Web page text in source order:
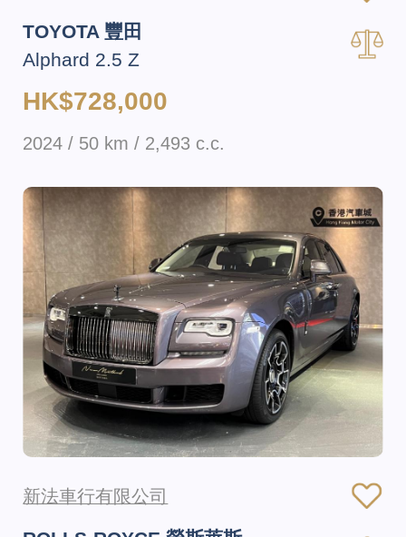
TOYOTA 豐田
Alphard 2.5 Z
HK$728,000
2024 / 50 km / 2,493 c.c.
新法車行有限公司